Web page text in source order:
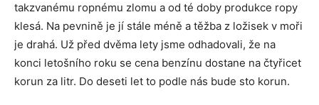
takzvanému ropnému zlomu a od té doby produkce ropy
klesá. Na pevnině je jí stále méně a těžba z ložisek v moři
je drahá. Už před dvěma lety jsme odhadovali, že na
konci letošního roku se cena benzínu dostane na čtyřicet
korun za litr. Do deseti let to podle nás bude sto korun.